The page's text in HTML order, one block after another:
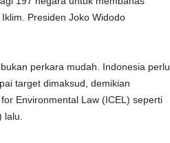
Presiden Joko Widodo
perkara mudah. Indonesia perlu
target dimaksud, demikian
Environmental Law (ICEL) seperti